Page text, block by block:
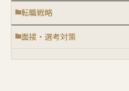
転職戦略
面接・選考対策